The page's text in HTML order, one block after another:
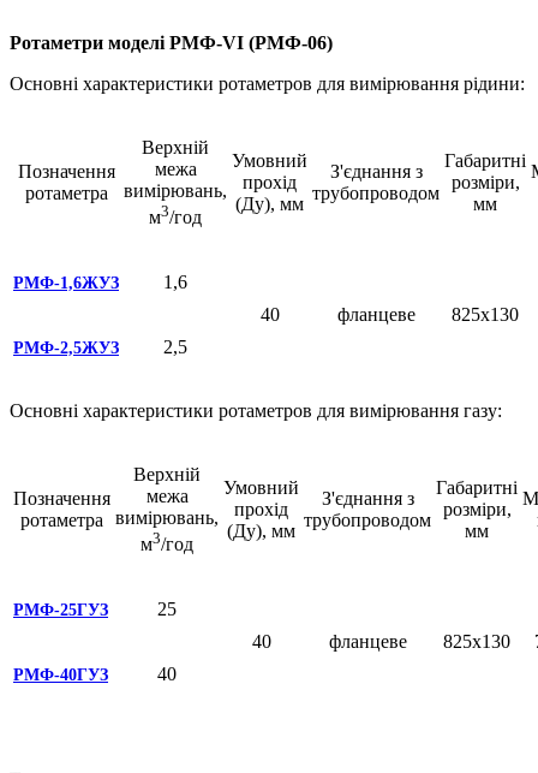
Ротаметри моделі РМФ-VI (РМФ-06)
Основні характеристики ротаметров для вимірювання рідини:
Позначення
ротаметра
Верхній
межа
вимірювань,
м3/год
Умовний
прохід
(Ду), мм
З'єднання з
трубопроводом
Габаритні
розміри,
мм
РМФ-1,6ЖУЗ
1,6
40
фланцеве 825х130
РМФ-2,5ЖУЗ 2,5
Основні характеристики ротаметров для вимірювання газу:
Позначення
ротаметра
Верхній
межа
вимірювань,
м3/год
Умовний
прохід
(Ду), мм
З'єднання з
трубопроводом
Габаритні
розміри,
мм
РМФ-25ГУЗ
25
40
фланцеве 825х130
РМФ-40ГУЗ 40